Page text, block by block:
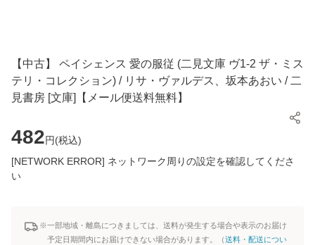
【中古】 ペイシェンス 愛の服従 (二見文庫 ヴ1-2 ザ・ミス
テリ・コレクション) / リサ・ヴァルデス、坂本あおい / 二
見書房 [文庫]【メール便送料無料】
482円(税込)
[NETWORK ERROR] ネットワーク周りの設定を確認してくださ
い
※一部地域・離島につきましては、送料が発生する場合や表示のお届け
予定日期間内にお届けできない場合があります。（送料・配送につい